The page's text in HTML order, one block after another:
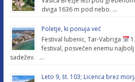
dviga 1636 m pod nebo. …
Poletje, ki ponuja več
Festival lubenic, Tar-Vabriga
festival, posvečen enemu
sadežev. …
Leto 9, št. 103; Licenca brez